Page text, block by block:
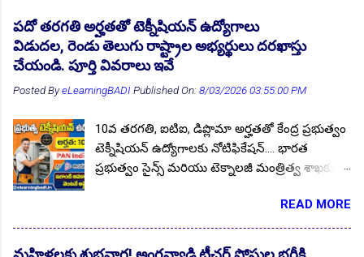
👆Online Applications Ends on 10-August-2026
పదో తరగతి అర్హతతో టెక్నీషియన్ ఉద్యోగాలు
విడుదల, రెండు తెలుగు రాష్ట్రాల అభ్యర్థులు దరఖాస్తు
చేయండి. పూర్తి వివరాలు ఇవే
Posted ByeLearningBADI Published On:8/03/2026 03:55:00 PM
10వ తరగతి, ఐటిఐ, డిప్లొమా అర్హతతో కేంద్ర ప్రభుత్వం
టెక్నీషియన్ ఉద్యోగాలకు నోటిఫికేషన్.... భారత
ప్రభుత్వం సైన్స్ మరియు టెక్నాలజీ మంత్రిత్వ శాఖకు
(CSIR) లో ఖాళీగా ఉన్నటువంటి టెక్నీషియన్ పోస్టుల
భర్తీకి అర్హులైన భారతీయ అభ్యర్థుల నుండి ఆన్లైన్
దరఖాస్తులను ఆహ్వానిస్తున్న నోటిఫికేషన్ జారీ చేసింది.
READ MORE